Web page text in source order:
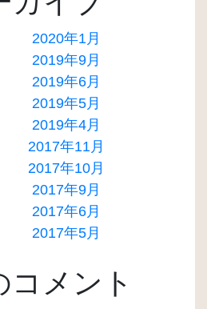
2020年1月
2019年9月
2019年6月
2019年5月
2019年4月
2017年11月
2017年10月
2017年9月
2017年6月
2017年5月
コメント